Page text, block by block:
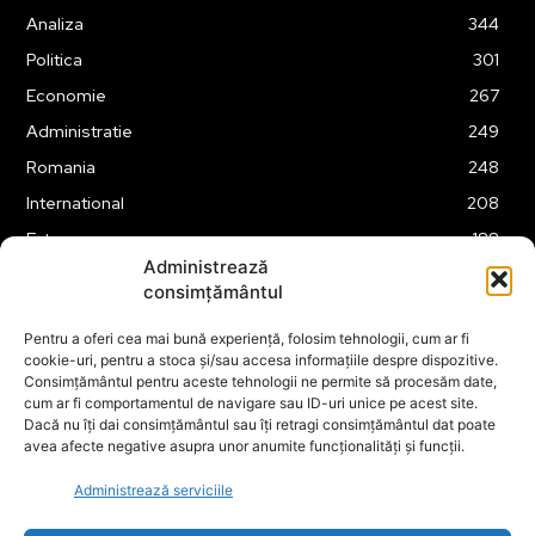
Administrează
consimțământul
Pentru a oferi cea mai bună experiență, folosim tehnologii, cum ar fi
cookie-uri, pentru a stoca și/sau accesa informațiile despre dispozitive.
Consimțământul pentru aceste tehnologii ne permite să procesăm date,
cum ar fi comportamentul de navigare sau ID-uri unice pe acest site.
Dacă nu îți dai consimțământul sau îți retragi consimțământul dat poate
avea afecte negative asupra unor anumite funcționalități și funcții.
Administrează serviciile
Analiza
344
Politica
301
Economie
267
Administratie
249
Romania
248
International
208
Externe
188
175
Tehnologie
Financiar
160
ABUZURI
158
Social
Educatie
Cultura
149